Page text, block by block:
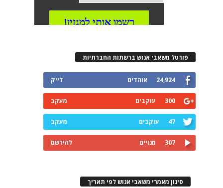
פורטל משאבי אנוש ברשתות החברתיות
24,924 אוהדים לייק
300 עוקבים מעקב
47 עוקבים מעקב
307 מנויים להירשם
סינון מאמרי משאבי אנוש לפי תאריך